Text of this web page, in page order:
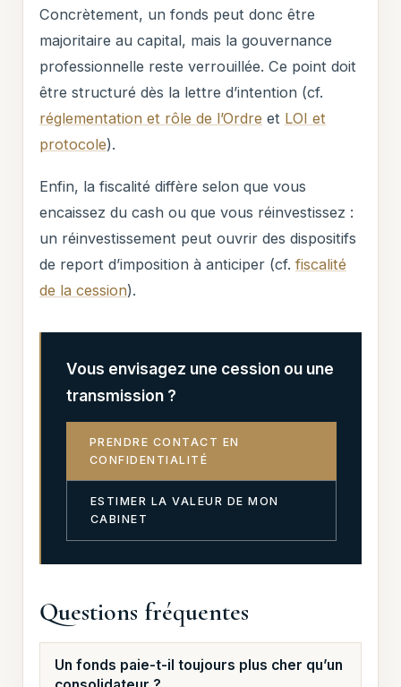
Concrètement, un fonds peut donc être
majoritaire au capital, mais la gouvernance
professionnelle reste verrouillée. Ce point doit
être structuré dès la lettre d’intention (cf.
réglementation et rôle de l’Ordre et LOI et
protocole).
Enfin, la fiscalité diffère selon que vous
encaissez du cash ou que vous réinvestissez :
un réinvestissement peut ouvrir des dispositifs
de report d’imposition à anticiper (cf.fiscalité
de la cession).
Vous envisagez une cession ou une
transmission ?
PRENDRE CONTACT EN
CONFIDENTIALITÉ
ESTIMER LA VALEUR DE MON
CABINET
Questions fréquentes
Un fonds paie-t-il toujours plus cher qu’un